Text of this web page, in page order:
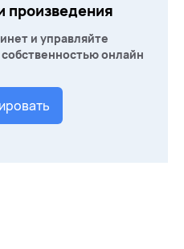
произведения
и управляйте
онлайн